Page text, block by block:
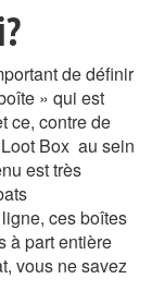
de définir
» qui est
ce, contre de
Loot Box au sein
est très
ces boîtes
à part entière
vous ne savez